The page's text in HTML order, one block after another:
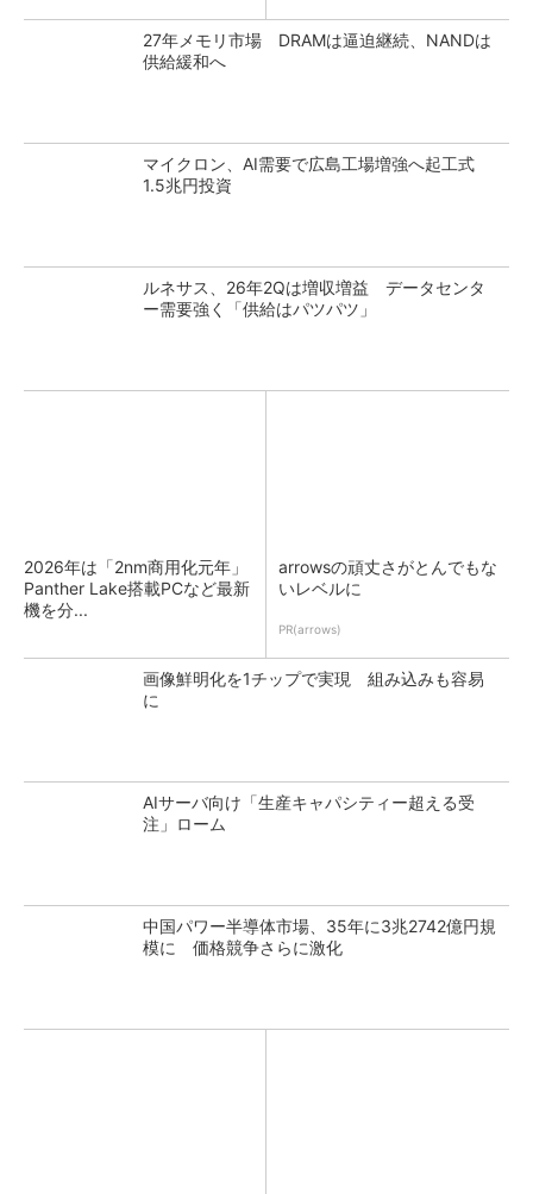
27年メモリ市場 DRAMは逼迫継続、NANDは
供給緩和へ
マイクロン、AI需要で広島工場増強へ起工式
1.5兆円投資
ルネサス、26年2Qは増収増益 データセンタ
ー需要強く「供給はパツパツ」
2026年は「2nm商用化元年」
Panther Lake搭載PCなど最新
機を分...
arrowsの頑丈さがとんでもな
いレベルに
PR(arrows)
画像鮮明化を1チップで実現 組み込みも容易
に
AIサーバ向け「生産キャパシティー超える受
注」ローム
中国パワー半導体市場、35年に3兆2742億円規
模に 価格競争さらに激化